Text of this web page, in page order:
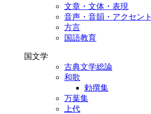
文章・文体・表現
音声・音韻・アクセント
方言
国語教育
国文学
古典文学総論
和歌
勅撰集
万葉集
上代